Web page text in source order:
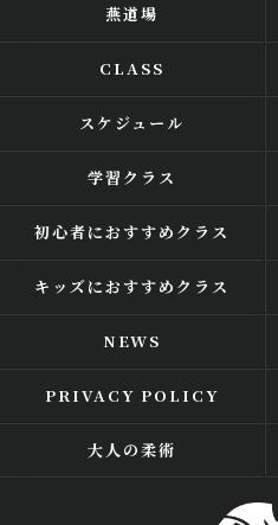
燕道場
CLASS
スケジュール
学習クラス
初心者におすすめクラス
キッズにおすすめクラス
NEWS
PRIVACY POLICY
大人の柔術